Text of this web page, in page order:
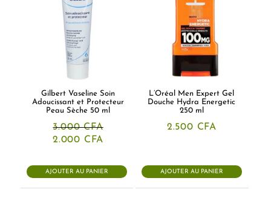
Gilbert Vaseline Soin
Adoucissant et Protecteur
Peau Sèche 50 ml
3.000CFA
Le
était :
3.000 CFA.
2.000 CFA
est :
2.000 CFA.
AJOUTER AU PANIER
L’Oréal Men Expert Gel
Douche Hydra Energetic
250 ml
2.500 CFA
AJOUTER AU PANIER